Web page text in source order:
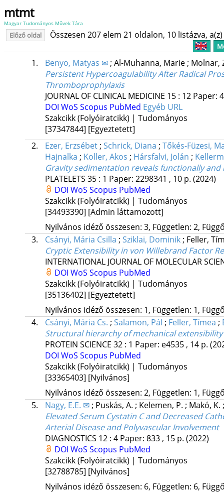
mtmt
Magyar Tudományos Művek Tára
Előző oldal Összesen 207 elem 21 oldalon, 10 listázva,
1. Benyo, Matyas ✉; Al-Muhanna, Marie; Molnar,
Persistent Hypercoagulability After Radical
Thromboprophylaxis
JOURNAL OF CLINICAL MEDICINE 15: 12 Paper:
DOI WoS Scopus PubMed Egyéb URL
Szakcikk (Folyóiratcikk) | Tudományos
[37347844] [Egyeztetett]
2.
Ezer, Erzsébet; Schrick, Diana ; Tőkés-Füzesi,
Hajnalka ; Koller, Akos ; Hársfalvi, Jolán ;
Gravity sedimentation reveals functionally
PLATELETS 35: 1 Paper: 2298341 , 10 p. (2024)
DOI WoS Scopus PubMed
Szakcikk (Folyóiratcikk) | Tudományos
[34493390] [Admin láttamozott]
Nyilvános idéző összesen: 3, Független: 2,
3.
Csányi, Mária Csilla ; Sziklai, Dominik; Feller,
Cryptic Extensibility in von Willebrand Factor
INTERNATIONAL JOURNAL OF MOLECULAR
DOI WoS Scopus PubMed
Szakcikk (Folyóiratcikk) | Tudományos
[35136402] [Egyeztetett]
Nyilvános idéző összesen: 1, Független: 1,
4.
Csányi, Mária Cs. ; Salamon, Pál ; Feller, Tímea ;
Structural hierarchy of mechanical
PROTEIN SCIENCE 32: 1 Paper: e4535 , 14 p.
DOI WoS Scopus PubMed
Szakcikk (Folyóiratcikk) | Tudományos
[33365403] [Nyilvános]
Nyilvános idéző összesen: 2, Független: 1,
5.
Nagy, E.E. ✉; Puskás, A. ; Kelemen, P. ; Makó, K.
Elevated Serum Cystatin C and Decreased
Arterial Disease and Polyvascular Involvement
DIAGNOSTICS 12: 4 Paper: 833 , 15 p. (2022)
DOI WoS Scopus PubMed
Szakcikk (Folyóiratcikk) | Tudományos
[32788785] [Nyilvános]
Nyilvános idéző összesen: 6, Független: 6,